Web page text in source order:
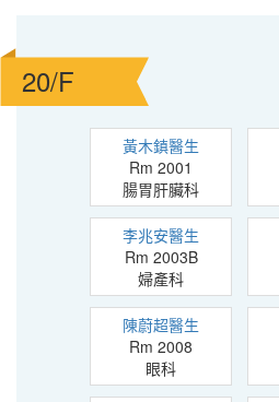
20/F
黃木鎮醫生
Rm 2001
腸胃肝臟科
李兆安醫生
Rm 2003B
婦產科
陳蔚超醫生
Rm 2008
眼科